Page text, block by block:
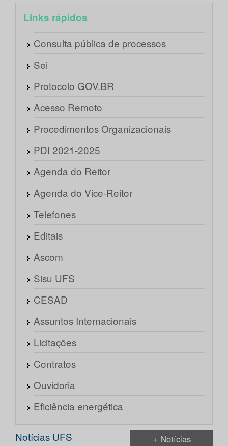
Links rápidos
Consulta pública de processos
Sei
Protocolo GOV.BR
Acesso Remoto
Procedimentos Organizacionais
PDI 2021-2025
Agenda do Reitor
Agenda do Vice-Reitor
Telefones
Editais
Ascom
Sisu UFS
CESAD
Assuntos Internacionais
Licitações
Contratos
Ouvidoria
Eficiência energética
Notícias UFS + Notícias